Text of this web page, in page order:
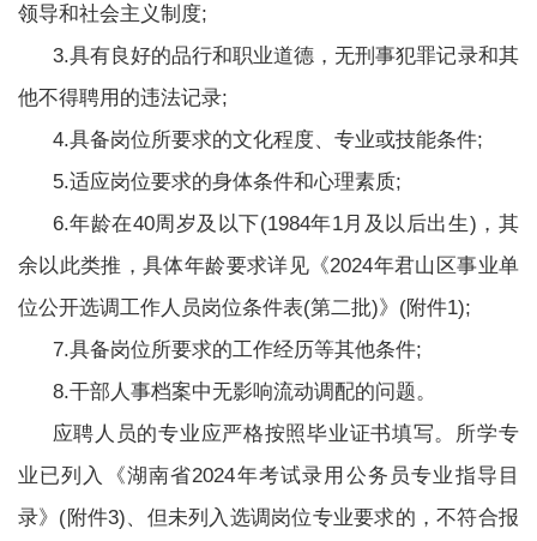
领导和社会主义制度;
3.具有良好的品行和职业道德，无刑事犯罪记录和其
他不得聘用的违法记录;
4.具备岗位所要求的文化程度、专业或技能条件;
5.适应岗位要求的身体条件和心理素质;
6.年龄在40周岁及以下(1984年1月及以后出生)，其
余以此类推，具体年龄要求详见《2024年君山区事业单
位公开选调工作人员岗位条件表(第二批)》(附件1);
7.具备岗位所要求的工作经历等其他条件;
8.干部人事档案中无影响流动调配的问题。
应聘人员的专业应严格按照毕业证书填写。所学专
业已列入《湖南省2024年考试录用公务员专业指导目
录》(附件3)、但未列入选调岗位专业要求的，不符合报